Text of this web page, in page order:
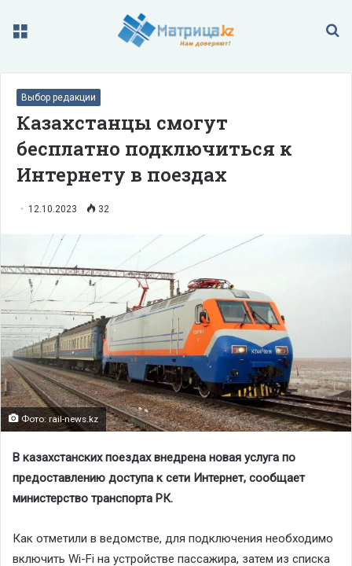
Меню
Выбор редакции
Казахстанцы смогут
бесплатно подключиться к
Интернету в поездах
12.10.2023 32
Фото: rail-news.kz
В казахстанских поездах внедрена новая услуга по
предоставлению доступа к сети Интернет, сообщает
министерство транспорта РК.
Как отметили в ведомстве, для подключения необходимо
включить Wi-Fi на устройстве пассажира, затем из списка